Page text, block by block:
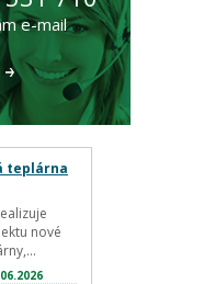
e-mail
teplárna
nové